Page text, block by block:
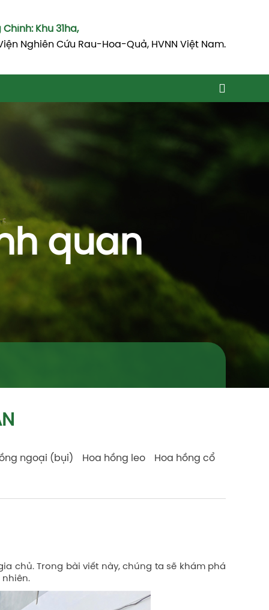
Khu 31ha,
Nghiên Cứu Rau-Hoa-Quả, HVNN Việt Nam.
quan
ngoại (bụi) Hoa hồng leo Hoa hồng cổ
chủ. Trong bài viết này, chúng ta sẽ khám phá